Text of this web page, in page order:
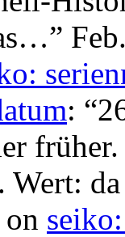
”
: “
Wert:
on